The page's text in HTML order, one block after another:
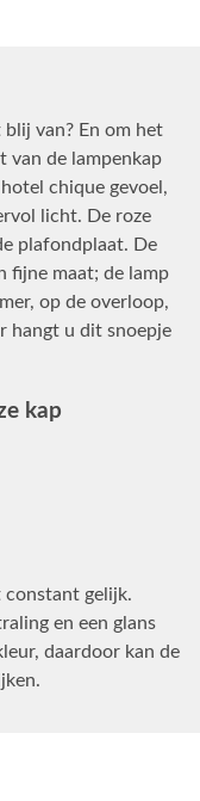
van? En om het
van de lampenkap
chique gevoel,
licht. De roze
plafondplaat. De
fijne maat; de lamp
op de overloop,
hangt u dit snoepje
kap
constant gelijk.
en een glans
daardoor kan de